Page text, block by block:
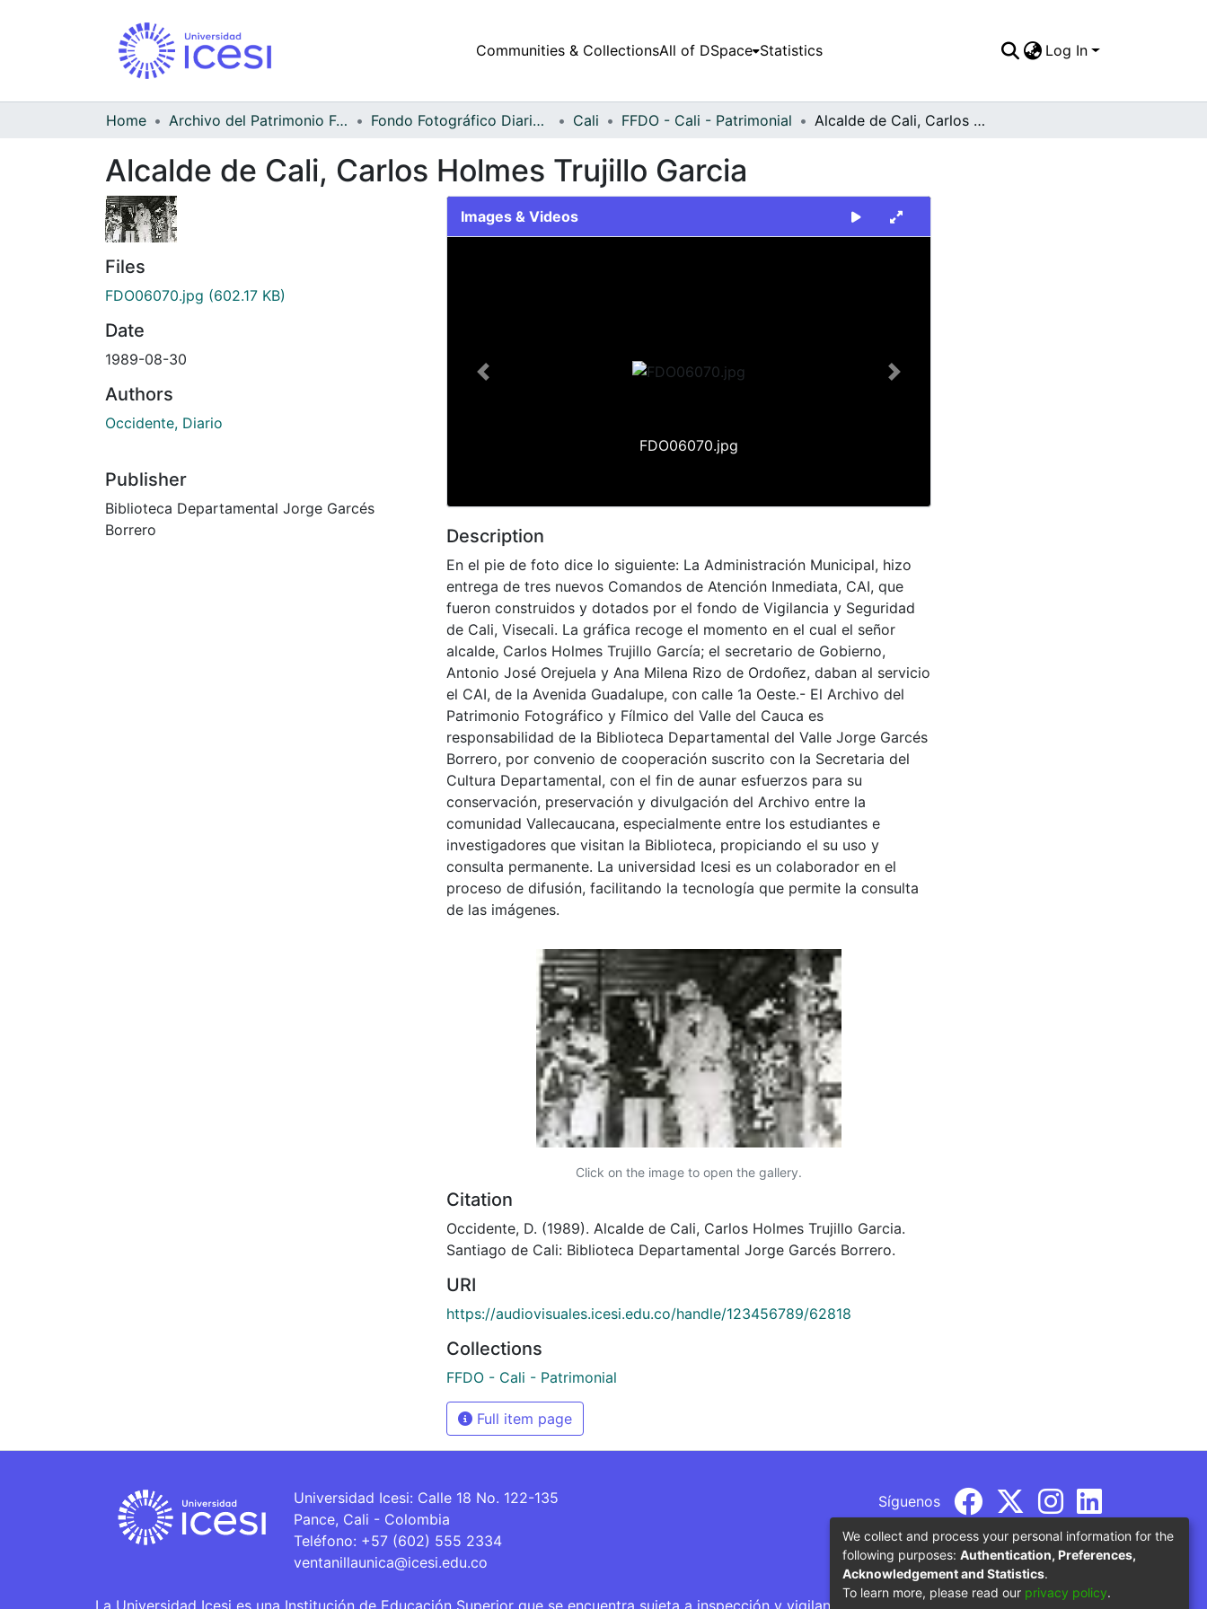
Communities & CollectionsAll of DSpace Statistics Log In
Home Archivo del Patrimonio Fotográfico y Fílmico del Valle del Cauca Fondo Fotográfico Diario Occidente Cali FFDO - Cali - Patrimonial Alcalde de Cali, Carlos Holmes Trujillo Garcia
Alcalde de Cali, Carlos Holmes Trujillo Garcia
Files
FDO06070.jpg (602.17 KB)
Date
1989-08-30
Authors
Occidente, Diario
Publisher
Biblioteca Departamental Jorge Garcés
Borrero
Images & Videos
FDO06070.jpg
Previous Next
Description
En el pie de foto dice lo siguiente: La Administración Municipal, hizo
entrega de tres nuevos Comandos de Atención Inmediata, CAI, que
fueron construidos y dotados por el fondo de Vigilancia y Seguridad
de Cali, Visecali. La gráfica recoge el momento en el cual el señor
alcalde, Carlos Holmes Trujillo García; el secretario de Gobierno,
Antonio José Orejuela y Ana Milena Rizo de Ordoñez, daban al servicio
el CAI, de la Avenida Guadalupe, con calle 1a Oeste.- El Archivo del
Patrimonio Fotográfico y Fílmico del Valle del Cauca es
responsabilidad de la Biblioteca Departamental del Valle Jorge Garcés
Borrero, por convenio de cooperación suscrito con la Secretaria del
Cultura Departamental, con el fin de aunar esfuerzos para su
conservación, preservación y divulgación del Archivo entre la
comunidad Vallecaucana, especialmente entre los estudiantes e
investigadores que visitan la Biblioteca, propiciando el su uso y
consulta permanente. La universidad Icesi es un colaborador en el
proceso de difusión, facilitando la tecnología que permite la consulta
de las imágenes.
Click on the image to open the gallery.
Citation
Occidente, D. (1989). Alcalde de Cali, Carlos Holmes Trujillo Garcia.
Santiago de Cali: Biblioteca Departamental Jorge Garcés Borrero.
URI
https://audiovisuales.icesi.edu.co/handle/123456789/62818
Collections
FFDO - Cali - Patrimonial
Full item page
Universidad Icesi: Calle 18 No. 122-135
Pance, Cali - Colombia
Teléfono: +57 (602) 555 2334
ventanillaunica@icesi.edu.co
Síguenos
La Universidad Icesi es una Institución de Educación Superior que se encuentra sujeta a inspección y vigilancia por parte del Ministerio de Educación
We collect and process your personal information for the
following purposes: Authentication, Preferences,
Acknowledgement and Statistics.
To learn more, please read our privacy policy.